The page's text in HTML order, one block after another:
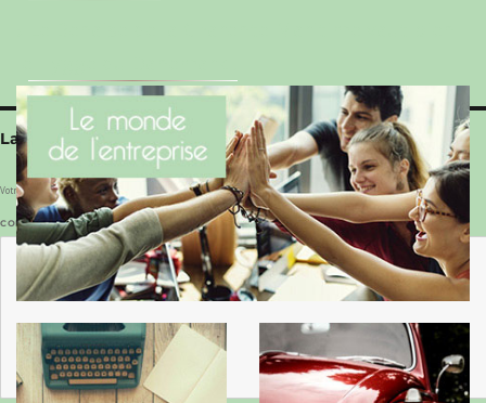
Laisser un commentaire
Votre adresse e-mail ne sera pas publiée.Les champs obligatoires sont indiqués avec
COMMENTAIRE*